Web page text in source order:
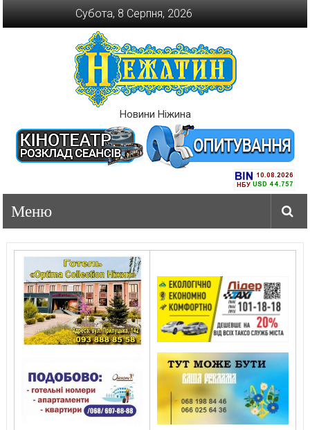
Субота, 8 Серпня, 2026
Новини Ніжина